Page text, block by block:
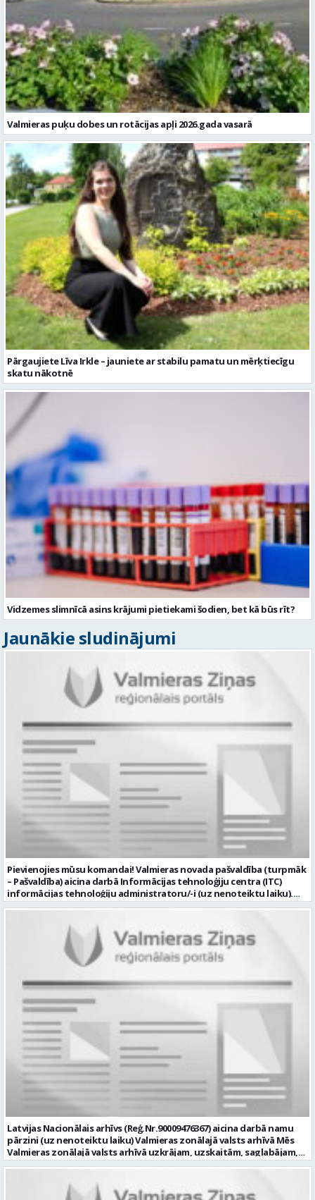
Valmieras puķu dobes un rotācijas apļi 2026.gada vasarā
Pārgaujiete Līva Irkle – jauniete ar stabilu pamatu un mērķtiecīgu
skatu nākotnē
Vidzemes slimnīcā asins krājumi pietiekami šodien, bet kā būs rīt?
Jaunākie sludinājumi
Pievienojies mūsu komandai! Valmieras novada pašvaldība (turpmāk
– Pašvaldība) aicina darbā Informācijas tehnoloģiju centra (ITC)
informācijas tehnoloģiju administratoru/-i (uz nenoteiktu laiku).
Darba vieta: Rūjienas un Naukšēnu apvienību teritorijās Ja Tev ir
(turpmāk – IKT) saistīto problēmu pieteikumu pārvaldību un
operatīvu risināšanu; nodrošināt datortehnikas lietotāju atbalstu
un ar to saistīto problēmsituāciju risināšanu; uzstādīt, konfigurēt,
diagnosticēt un modernizēt Pašvaldības iestāžu datortehniku,
datortīklus un programmatūru, novērst kļūmes to darbībā;
kontrolēt ārējo pakalpojumu sniedzēju darbu izpildi Pašvaldības
iestādēs infrastruktūras uzturēšanā; sagatavot priekšlikumus par
IKT nomaiņu un efektīvāku izmantošanu; un ja Tev ir: vismaz vidējā
profesionālā izglītība informācijas tehnoloģiju jomā; darba
pieredze (ar informācijas tehnoloģijām saistītā jomā); izpratne par
datortehnikas un biroja tehnikas uzbūvi un problēmu risināšanas
secību; izpratne par datortīkla uzbūvi, tīkla iekārtu darbības
principiem; valsts valodas prasmes atbilstoši Valsts valodas likuma
prasībām; kompetences: ļoti labas organizatoriskās un saskarsmes
spējas, argumentācijas prasme; prasme patstāvīgi pieņemt
lēmumus; analītiskās spējas; augsta atbildības sajūta; precizitāte;
spēja strādāt individuāli un komandā; pašiniciatīva un spēja meklēt
un piedāvāt jaunus risinājumus; mēs piedāvājam: dinamisku,
interesantu un atbildīgu darbu un ideju īstenošanas iespējas uz
attīstību vērstā Pašvaldībā; pamatalgu pārbaudes laikā 1258,- EUR
pirms nodokļu nomaksas, pēc pārbaudes laika 1310,- EUR pirms
nodokļu nomaksas; iespēju saņemt atvaļinājuma pabalstu darba un
dzīves līdzsvaram par labu darba sniegumu; darba devēja
Latvijas Nacionālais arhīvs (Reģ.Nr.90009476367) aicina darbā namu
pārzini (uz nenoteiktu laiku) Valmieras zonālajā valsts arhīvā Mēs
Valmieras zonālajā valsts arhīvā uzkrājam, uzskaitām, saglabājam,
darām pieejamu un popularizējam nacionālo dokumentāro
Valkas, Smiltenes un Limbažu novadi. Aicinām savai komandai